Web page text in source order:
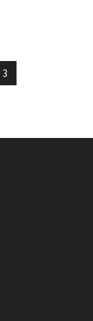
3